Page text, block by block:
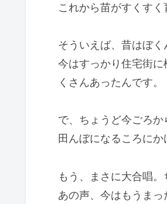
これから苗がすくすく
そういえば、昔はぼく
今はすっかり住宅街
くさんあったんです。
で、ちょうど今ごろ
田んぼになるころに
もう、まさに大合唱
あの声、今はもうま